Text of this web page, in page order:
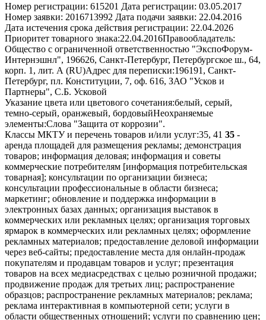
Номер регистрации: 615201 Дата регистрации: 03.05.2017
Номер заявки: 2016713992 Дата подачи заявки: 22.04.2016
Дата истечения срока действия регистрации: 22.04.2026
Приоритет товарного знака:22.04.2016Правообладатель:
Общество с ограниченной ответственностью "ЭкспоФорум-
Интернэшнл", 196626, Санкт-Петербург, Петербургское ш., 64,
корп. 1, лит. А (RU)Адрес для переписки:196191, Санкт-
Петербург, пл. Конституции, 7, оф. 616, ЗАО "Усков и
Партнеры", С.Б. Усковой
Указание цвета или цветового сочетания:белый, серый,
темно-серый, оранжевый, бордовыйНеохраняемые
элементы:Слова "Защита от коррозии".
Классы МКТУ и перечень товаров и/или услуг:35, 41 35 -
аренда площадей для размещения рекламы; демонстрация
товаров; информация деловая; информация и советы
коммерческие потребителям [информация потребительская
товарная]; консультации по организации бизнеса;
консультации профессиональные в области бизнеса;
маркетинг; обновление и поддержка информации в
электронных базах данных; организация выставок в
коммерческих или рекламных целях; организация торговых
ярмарок в коммерческих или рекламных целях; оформление
рекламных материалов; предоставление деловой информации
через веб-сайты; предоставление места для онлайн-продаж
покупателям и продавцам товаров и услуг; презентация
товаров на всех медиасредствах с целью розничной продажи;
продвижение продаж для третьих лиц; распространение
образцов; распространение рекламных материалов; реклама;
реклама интерактивная в компьютерной сети; услуги в
области общественных отношений; услуги по сравнению цен;